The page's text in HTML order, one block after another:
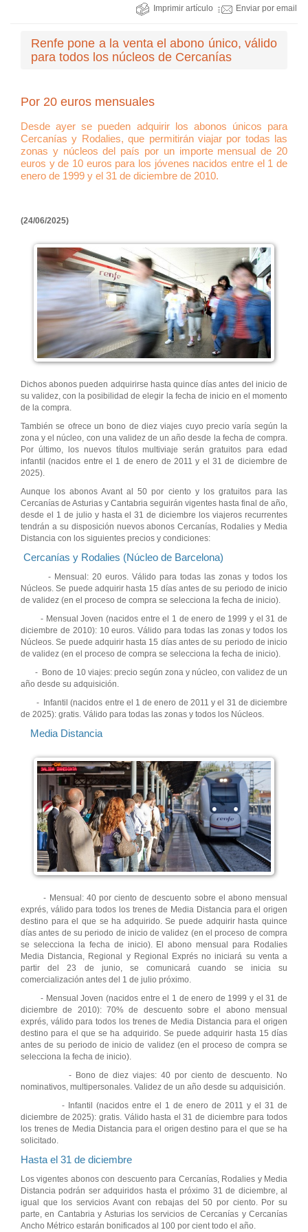
Imprimir artículo Enviar por email
Renfe pone a la venta el abono único, válido
para todos los núcleos de Cercanías
Por 20 euros mensuales
Desde ayer se pueden adquirir los abonos únicos para
Cercanías y Rodalies, que permitirán viajar por todas las
zonas y núcleos del país por un importe mensual de 20
euros y de 10 euros para los jóvenes nacidos entre el 1 de
enero de 1999 y el 31 de diciembre de 2010.
(24/06/2025)
Dichos abonos pueden adquirirse hasta quince días antes del inicio de
su validez, con la posibilidad de elegir la fecha de inicio en el momento
de la compra.
También se ofrece un bono de diez viajes cuyo precio varía según la
zona y el núcleo, con una validez de un año desde la fecha de compra.
Por último, los nuevos títulos multiviaje serán gratuitos para edad
infantil (nacidos entre el 1 de enero de 2011 y el 31 de diciembre de
2025).
Aunque los abonos Avant al 50 por ciento y los gratuitos para las
Cercanías de Asturias y Cantabria seguirán vigentes hasta final de año,
desde el 1 de julio y hasta el 31 de diciembre los viajeros recurrentes
tendrán a su disposición nuevos abonos Cercanías, Rodalies y Media
Distancia con los siguientes precios y condiciones:
Cercanías y Rodalies (Núcleo de Barcelona)
- Mensual: 20 euros. Válido para todas las zonas y todos los
Núcleos. Se puede adquirir hasta 15 días antes de su periodo de inicio
de validez (en el proceso de compra se selecciona la fecha de inicio).
- Mensual Joven (nacidos entre el 1 de enero de 1999 y el 31 de
diciembre de 2010): 10 euros. Válido para todas las zonas y todos los
Núcleos. Se puede adquirir hasta 15 días antes de su periodo de inicio
de validez (en el proceso de compra se selecciona la fecha de inicio).
- Bono de 10 viajes: precio según zona y núcleo, con validez de un
año desde su adquisición.
- Infantil (nacidos entre el 1 de enero de 2011 y el 31 de diciembre
de 2025): gratis. Válido para todas las zonas y todos los Núcleos.
Media Distancia
- Mensual: 40 por ciento de descuento sobre el abono mensual
exprés, válido para todos los trenes de Media Distancia para el origen
destino para el que se ha adquirido. Se puede adquirir hasta quince
días antes de su periodo de inicio de validez (en el proceso de compra
se selecciona la fecha de inicio). El abono mensual para Rodalies
Media Distancia, Regional y Regional Exprés no iniciará su venta a
partir del 23 de junio, se comunicará cuando se inicia su
comercialización antes del 1 de julio próximo.
- Mensual Joven (nacidos entre el 1 de enero de 1999 y el 31 de
diciembre de 2010): 70% de descuento sobre el abono mensual
exprés, válido para todos los trenes de Media Distancia para el origen
destino para el que se ha adquirido. Se puede adquirir hasta 15 días
antes de su periodo de inicio de validez (en el proceso de compra se
selecciona la fecha de inicio).
- Bono de diez viajes: 40 por ciento de descuento. No
nominativos, multipersonales. Validez de un año desde su adquisición.
- Infantil (nacidos entre el 1 de enero de 2011 y el 31 de
diciembre de 2025): gratis. Válido hasta el 31 de diciembre para todos
los trenes de Media Distancia para el origen destino para el que se ha
solicitado.
Hasta el 31 de diciembre
Los vigentes abonos con descuento para Cercanías, Rodalies y Media
Distancia podrán ser adquiridos hasta el próximo 31 de diciembre, al
igual que los servicios Avant con rebajas del 50 por ciento. Por su
parte, en Cantabria y Asturias los servicios de Cercanías y Cercanías
Ancho Métrico estarán bonificados al 100 por cient todo el año.